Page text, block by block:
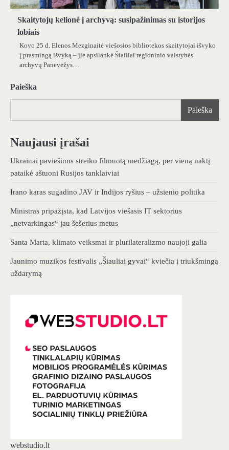
Skaitytojų kelionė į archyvą: susipažinimas su istorijos
lobiais
Kovo 25 d. Elenos Mezginaitė viešosios bibliotekos skaitytojai išvyko
į prasmingą išvyką – jie apsilankė Šiailiai regioninio valstybės
archyvų Panevėžys…
Paieška
Paieška
Naujausi įrašai
Ukrainai paviešinus streiko filmuotą medžiagą, per vieną naktį
pataikė aštuoni Rusijos tanklaiviai
Irano karas sugadino JAV ir Indijos ryšius – užsienio politika
Ministras pripažįsta, kad Latvijos viešasis IT sektorius
„netvarkingas“ jau šešerius metus
Santa Marta, klimato veiksmai ir plurilateralizmo naujoji galia
Jaunimo muzikos festivalis „Šiauliai gyvai“ kviečia į triukšmingą
uždarymą
webstudio.lt